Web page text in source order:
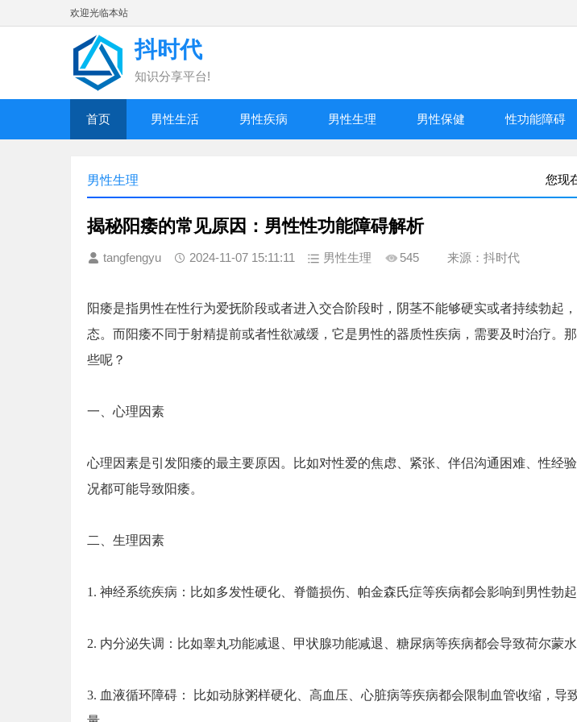
欢迎光临本站
抖时代
知识分享平台!
首页 男性生活 男性疾病 男性生理 男性保健 性功能障碍
您现
男性生理
揭秘阳痿的常见原因：男性性功能障碍解析
tangfengyu 2024-11-07 15:11:11 男性生理 545 来源：抖时代
阳痿是指男性在性行为爱抚阶段或者进入交合阶段时，阴茎不能够硬实或者持续勃起
态。而阳痿不同于射精提前或者性欲减缓，它是男性的器质性疾病，需要及时治疗。
些呢？
一、心理因素
心理因素是引发阳痿的最主要原因。比如对性爱的焦虑、紧张、伴侣沟通困难、性经
况都可能导致阳痿。
二、生理因素
1. 神经系统疾病：比如多发性硬化、脊髓损伤、帕金森氏症等疾病都会影响到男性勃起
2. 内分泌失调：比如睾丸功能减退、甲状腺功能减退、糖尿病等疾病都会导致荷尔蒙水
3. 血液循环障碍： 比如动脉粥样硬化、高血压、心脏病等疾病都会限制血管收缩，导